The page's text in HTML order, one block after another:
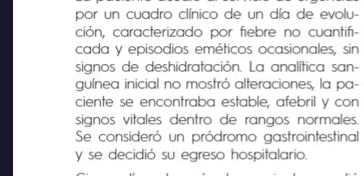
La paciente acudió al servicio de urgencias
por un cuadro clínico de un día de evolu-
ción, caracterizado por fiebre no cuantifi-
cada y episodios eméticos ocasionales, sin
signos de deshidratación. La analítica san-
guínea inicial no mostró alteraciones, la pa-
ciente se encontraba estable, afebril y con
signos vitales dentro de rangos normales.
Se consideró un pródromo gastrointestinal
y se decidió su egreso hospitalario.